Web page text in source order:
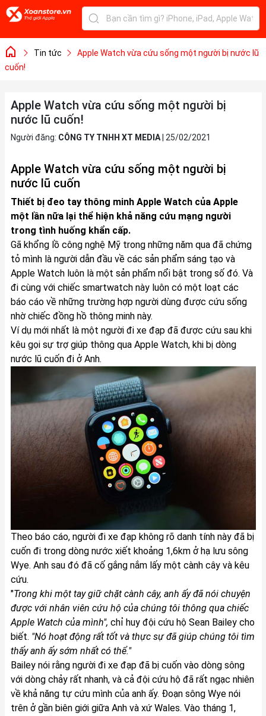
Tin tức
Apple Watch vừa cứu sống một người bị nước lũ
cuốn!
Apple Watch vừa cứu sống một người bị
nước lũ cuốn!
Người đăng: CÔNG TY TNHH XT MEDIA| 25/02/2021
Apple Watch vừa cứu sống một người bị
nước lũ cuốn
Thiết bị đeo tay thông minh Apple Watchcủa Apple
một lần nữa lại thể hiện khả năng cứu mạng người
trong tình huống khẩn cấp.
Gã khổng lồ công nghệ Mỹ trong những năm qua đã chứng
tỏ mình là người dẫn đầu về các sản phẩm sáng tạo và
Apple Watch luôn là một sản phẩm nổi bật trong số đó. Và
đi cùng với chiếc smartwatch này luôn có một loạt các
báo cáo về những trường hợp người dùng được cứu sống
nhờ chiếc đồng hồ thông minh này.
Ví dụ mới nhất là một người đi xe đạp đã được cứu sau khi
kêu gọi sự trợ giúp thông qua Apple Watch, khi bị dòng
nước lũ cuốn đi ở Anh.
Theo báo cáo, người đi xe đạp không rõ danh tính này đã bị
cuốn đi trong dòng nước xiết khoảng 1,6km ở hạ lưu sông
Wye. Anh sau đó đã cố gắng nắm lấy một cành cây và kêu
cứu.
"Trong khi một tay giữ chặt cành cây, anh ấy đã nói chuyện
được với nhân viên cứu hộ của chúng tôi thông qua chiếc
Apple Watch của mình", chỉ huy đội cứu hộ Sean Bailey cho
biết. "Nó hoạt động rất tốt và thực sự đã giúp chúng tôi tìm
thấy anh ấy sớm nhất có thể."
Bailey nói rằng người đi xe đạp đã bị cuốn vào dòng sông
với dòng chảy rất nhanh, và cả đội cứu hộ đã rất ngạc nhiên
về khả năng tự cứu mình của anh ấy. Đoạn sông Wye nói
trên ở gần biên giới giữa Anh và xứ Wales. Vào tháng 1,